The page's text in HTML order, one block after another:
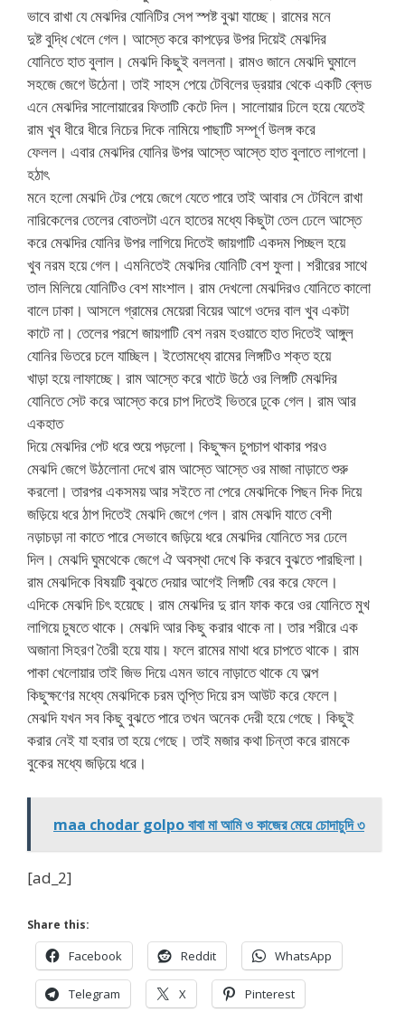
ভাবে রাখা যে মেঝদির যোনিটির সেপ স্পষ্ট বুঝা যাচ্ছে। রামের মনে
দুষ্ট বুদ্ধি খেলে গেল। আস্তে করে কাপড়ের উপর দিয়েই মেঝদির
যোনিতে হাত বুলাল। মেঝদি কিছুই বললনা। রামও জানে মেঝদি ঘুমালে
সহজে জেগে উঠেনা। তাই সাহস পেয়ে টেবিলের ড্রয়ার থেকে একটি ব্লেড
এনে মেঝদির সালোয়ারের ফিতাটি কেটে দিল। সালোয়ার ঢিলে হয়ে যেতেই
রাম খুব ধীরে ধীরে নিচের দিকে নামিয়ে পাছাটি সম্পূর্ণ উলঙ্গ করে
ফেলল। এবার মেঝদির যোনির উপর আস্তে আস্তে হাত বুলাতে লাগলো।
হঠাৎ
মনে হলো মেঝদি টের পেয়ে জেগে যেতে পারে তাই আবার সে টেবিলে রাখা
নারিকেলের তেলের বোতলটা এনে হাতের মধ্যে কিছুটা তেল ঢেলে আস্তে
করে মেঝদির যোনির উপর লাগিয়ে দিতেই জায়গাটি একদম পিচ্ছল হয়ে
খুব নরম হয়ে গেল। এমনিতেই মেঝদির যোনিটি বেশ ফুলা। শরীরের সাথে
তাল মিলিয়ে যোনিটিও বেশ মাংশাল। রাম দেখলো মেঝদিরও যোনিতে কালো
বালে ঢাকা। আসলে গ্রামের মেয়েরা বিয়ের আগে ওদের বাল খুব একটা
কাটে না। তেলের পরশে জায়গাটি বেশ নরম হওয়াতে হাত দিতেই আঙ্গুল
যোনির ভিতরে চলে যাচ্ছিল। ইতোমধ্যে রামের লিঙ্গটিও শক্ত হয়ে
খাড়া হয়ে লাফাচ্ছে। রাম আস্তে করে খাটে উঠে ওর লিঙ্গটি মেঝদির
যোনিতে সেট করে আস্তে করে চাপ দিতেই ভিতরে ঢুকে গেল। রাম আর
একহাত
দিয়ে মেঝদির পেট ধরে শুয়ে পড়লো। কিছুক্ষন চুপচাপ থাকার পরও
মেঝদি জেগে উঠলোনা দেখে রাম আস্তে আস্তে ওর মাজা নাড়াতে শুরু
করলো। তারপর একসময় আর সইতে না পেরে মেঝদিকে পিছন দিক দিয়ে
জড়িয়ে ধরে ঠাপ দিতেই মেঝদি জেগে গেল। রাম মেঝদি যাতে বেশী
নড়াচড়া না কাতে পারে সেভাবে জড়িয়ে ধরে মেঝদির যোনিতে সর ঢেলে
দিল। মেঝদি ঘুমথেকে জেগে ঐ অবস্থা দেখে কি করবে বুঝতে পারছিলা।
রাম মেঝদিকে বিষয়টি বুঝতে দেয়ার আগেই লিঙ্গটি বের করে ফেলে।
এদিকে মেঝদি চিৎ হয়েছে। রাম মেঝদির দু রান ফাক করে ওর যোনিতে মুখ
লাগিয়ে চুষতে থাকে। মেঝদি আর কিছু করার থাকে না। তার শরীরে এক
অজানা সিহরণ তৈরী হয়ে যায়। ফলে রামের মাথা ধরে চাপতে থাকে। রাম
পাকা খেলোয়ার তাই জিভ দিয়ে এমন ভাবে নাড়াতে থাকে যে অল্প
কিছুক্ষণের মধ্যে মেঝদিকে চরম তৃপ্তি দিয়ে রস আউট করে ফেলে।
মেঝদি যখন সব কিছু বুঝতে পারে তখন অনেক দেরী হয়ে গেছে। কিছুই
করার নেই যা হবার তা হয়ে গেছে। তাই মজার কথা চিন্তা করে রামকে
বুকের মধ্যে জড়িয়ে ধরে।
maa chodar golpo বাবা মা আমি ও কাজের মেয়ে চোদাচুদি ৩
[ad_2]
Share this:
Facebook Reddit WhatsApp
Telegram X Pinterest